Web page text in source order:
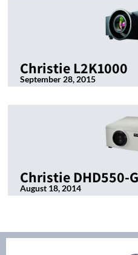
Christie L2K1000
September 28, 2015
Christie DHD550-G
August 18, 2014